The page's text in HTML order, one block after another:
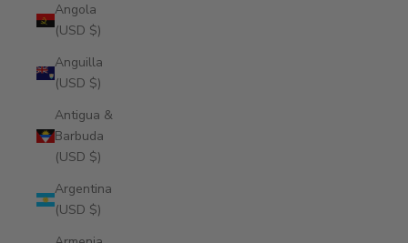
Angola
(USD $)
Anguilla
(USD $)
Antigua &
Barbuda
(USD $)
Argentina
(USD $)